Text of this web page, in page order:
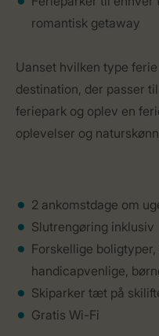
romantisk getaway
Uanset hvilken type
destination, der passer
feriepark og oplev en
oplevelser og
2 ankomstdage om
Slutrengøring inklusiv
Forskellige
handicapvenlige,
Skiparker tæt på
Gratis Wi-Fi